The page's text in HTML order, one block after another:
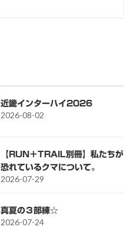
近畿インターハイ2026
2026-08-02
【RUN＋TRAIL別冊】私たちが
恐れているクマについて。
2026-07-29
真夏の３部練☆
2026-07-24